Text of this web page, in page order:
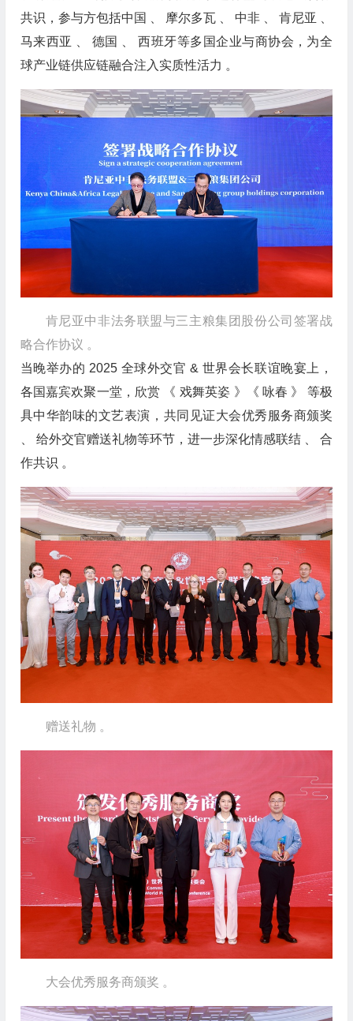
共识，参与方包括中国 、 摩尔多瓦 、 中非 、 肯尼亚 、
马来西亚 、 德国 、 西班牙等多国企业与商协会，为全
球产业链供应链融合注入实质性活力 。
肯尼亚中非法务联盟与三主粮集团股份公司签署战
略合作协议 。
当晚举办的 2025 全球外交官 & 世界会长联谊晚宴上，
各国嘉宾欢聚一堂，欣赏 《 戏舞英姿 》《 咏春 》 等极
具中华韵味的文艺表演，共同见证大会优秀服务商颁奖
、 给外交官赠送礼物等环节，进一步深化情感联结 、 合
作共识 。
赠送礼物 。
大会优秀服务商颁奖 。